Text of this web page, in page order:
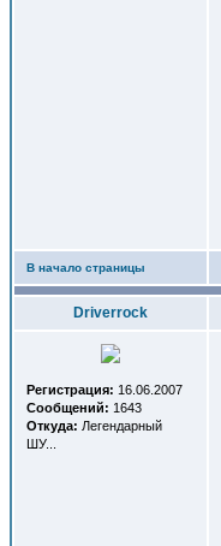
В начало страницы
Driverrock
Регистрация: 16.06.2007
Сообщений: 1643
Откуда: Легендарный
ШУ...